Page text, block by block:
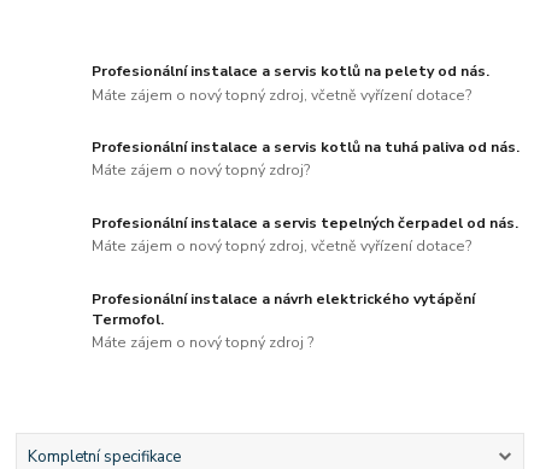
Profesionální instalace a servis kotlů na pelety od nás.
Máte zájem o nový topný zdroj, včetně vyřízení dotace?
Profesionální instalace a servis kotlů na tuhá paliva od nás.
Máte zájem o nový topný zdroj?
Profesionální instalace a servis tepelných čerpadel od nás.
Máte zájem o nový topný zdroj, včetně vyřízení dotace?
Profesionální instalace a návrh elektrického vytápění
Termofol.
Máte zájem o nový topný zdroj ?
Kompletní specifikace